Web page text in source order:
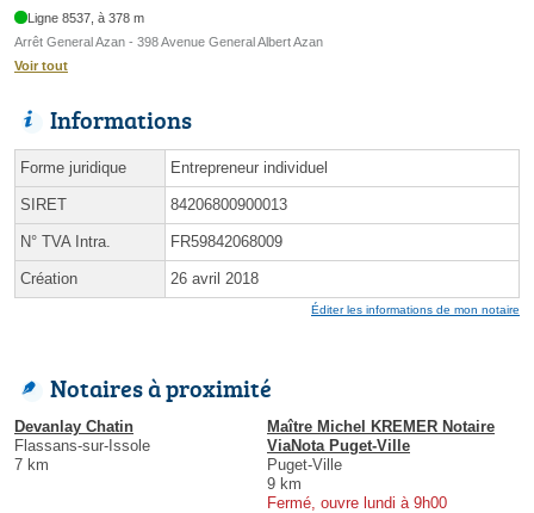
Ligne 8537, à 378 m
Arrêt General Azan - 398 Avenue General Albert Azan
Voir tout
Informations
Forme juridique Entrepreneur individuel
SIRET 84206800900013
N° TVA Intra. FR59842068009
Création 26 avril 2018
Éditer les informations de mon notaire
Notaires à proximité
Devanlay Chatin
Flassans-sur-Issole
7 km
Maître Michel KREMER Notaire
ViaNota Puget-Ville
Puget-Ville
9 km
Fermé, ouvre lundi à 9h00